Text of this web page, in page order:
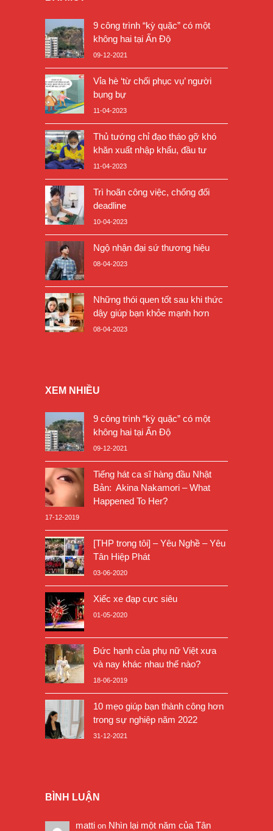
9 công trình “kỳ quặc” có một
không hai tại Ấn Độ
09-12-2021
Vỉa hè ‘từ chối phục vụ’ người
bụng bự
11-04-2023
Thủ tướng chỉ đạo tháo gỡ khó
khăn xuất nhập khẩu, đầu tư
11-04-2023
Trì hoãn công việc, chống đối
deadline
10-04-2023
Ngộ nhận đại sứ thương hiệu
08-04-2023
Những thói quen tốt sau khi thức
dậy giúp bạn khỏe mạnh hơn
08-04-2023
XEM NHIỀU
9 công trình “kỳ quặc” có một
không hai tại Ấn Độ
09-12-2021
Tiếng hát ca sĩ hàng đầu Nhật
Bản: Akina Nakamori – What
Happened To Her?
17-12-2019
[THP trong tôi] – Yêu Nghề – Yêu
Tân Hiệp Phát
03-06-2020
Xiếc xe đạp cực siêu
01-05-2020
Đức hạnh của phụ nữ Việt xưa
và nay khác nhau thế nào?
18-06-2019
10 mẹo giúp bạn thành công hơn
trong sự nghiệp năm 2022
31-12-2021
BÌNH LUẬN
matti on Nhìn lại một năm của Tân